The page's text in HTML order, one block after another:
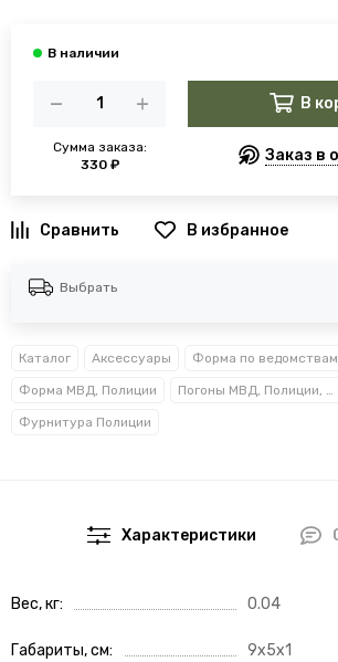
Сумма заказа:
330 ₽
В
Заказ в
В избранное
Выбрать
Каталог Аксессуары Форма по ведомствам
Форма МВД, Полиции Погоны МВД, Полиции, Росгвардии, Прокуратуры
Фурнитура Полиции
Характеристики
Вес, кг 0.04
Габариты, см 9x5x1